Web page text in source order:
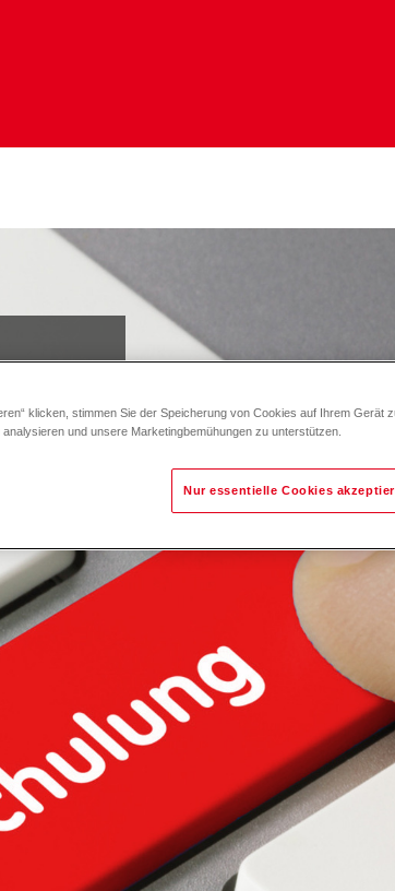
klicken, stimmen Sie der Speicherung von Cookies auf Ihrem Gerät
und unsere Marketingbemühungen zu unterstützen.
Nur essentielle Cookies